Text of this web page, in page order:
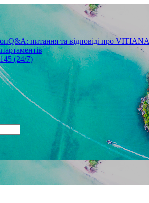
Q&A: питання та відповіді про VITIANA
(24/7)